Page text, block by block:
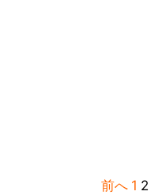
前へ 1 2